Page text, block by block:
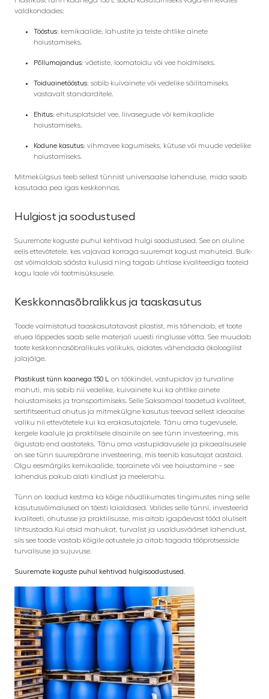
valdkondades:
Tööstus: kemikaalide, lahustite ja teiste ohtlike ainete
hoiustamiseks.
Põllumajandus: väetiste, loomatoidu või vee hoidmiseks.
Toiduainetööstus: sobib kuivainete või vedelike säilitamiseks
vastavalt standarditele.
Ehitus: ehitusplatsidel vee, liivasegude või kemikaalide
hoiustamiseks.
Kodune kasutus: vihmavee kogumiseks, kütuse või muude vedelike
hoiustamiseks.
Mitmekülgsus teeb sellest tünnist universaalse lahenduse, mida saab
kasutada pea igas keskkonnas.
Hulgiost ja soodustused
Suuremate koguste puhul kehtivad hulgi soodustused. See on oluline
eelis ettevõtetele, kes vajavad korraga suuremat kogust mahuteid. Bulk-
ost võimaldab säästa kulusid ning tagab ühtlase kvaliteediga tooteid
kogu laole või tootmisüksusele.
Keskkonnasõbralikkus ja taaskasutus
Toode valmistatud taaskasutatavast plastist, mis tähendab, et toote
eluea lõppedes saab selle materjali uuesti ringlusse võtta. See muudab
toote keskkonnasõbralikuks valikuks, aidates vähendada ökoloogilist
jalajälge.
Plastikust tünn kaanega 150 L
on töökindel, vastupidav ja turvaline
mahuti, mis sobib nii vedelike, kuivainete kui ka ohtlike ainete
hoiustamiseks ja transportimiseks. Selle Saksamaal toodetud kvaliteet,
sertifitseeritud ohutus ja mitmekülgne kasutus teevad sellest ideaalse
valiku nii ettevõtetele kui ka erakasutajatele. Tänu oma tugevusele,
kergele kaalule ja praktilisele disainile on see tünn investeering, mis
õigustab end aastateks. Tänu oma vastupidavusele ja pikaealisusele
on see tünn suurepärane investeering, mis teenib kasutajat aastaid.
Olgu eesmärgiks kemikaalide, toorainete või vee hoiustamine – see
lahendus pakub alati kindlust ja meelerahu.
Tünn on loodud kestma ka kõige nõudlikumates tingimustes ning selle
kasutusvõimalused on tõesti laialdased. Valides selle tünni, investeerid
kvaliteeti, ohutusse ja praktilisusse, mis aitab igapäevast tööd oluliselt
lihtsustada.Kui otsid mahukat, turvalist ja usaldusväärset lahendust,
siis see toode vastab kõigile ootustele ja aitab tagada tööprotsesside
turvalisuse ja sujuvuse.
Suuremate koguste puhul kehtivad hulgisoodustused.